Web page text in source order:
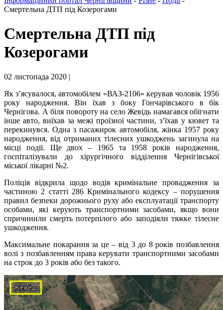
Смертельна ДТП під Козерогами
Смертельна ДТП під
Козерогами
02 листопада 2020 |
Як з’ясувалося, автомобілем «ВАЗ-2106» керував чоловік 1956
року народження. Він їхав з боку Гончарівського в бік
Чернігова. А біля повороту на село Жевідь намагався обігнати
інше авто, виїхав за межі проїзної частини, з’їхав у кювет та
перекинувся. Одна з пасажирок автомобіля, жінка 1957 року
народження, від отриманих тілесних ушкоджень загинула на
місці події. Ще двох – 1965 та 1958 років народження,
госпіталізували до хірургічного відділення Чернігівської
міської лікарні №2.
Поліція відкрила щодо водія кримінальне провадження за
частиною 2 статті 286 Кримінального кодексу – порушення
правил безпеки дорожнього руху або експлуатації транспорту
особами, які керують транспортними засобами, якщо вони
спричинили смерть потерпілого або заподіяли тяжке тілесне
ушкодження.
Максимальне покарання за це – від 3 до 8 років позбавлення
волі з позбавленням права керувати транспортними засобами
на строк до 3 років або без такого.